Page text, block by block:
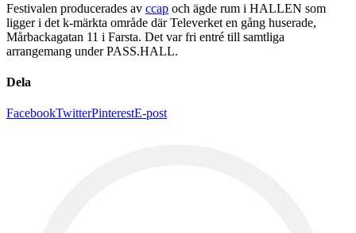
Festivalen producerades av ccap och ägde rum i HALLEN som
ligger i det k-märkta område där Televerket en gång huserade,
Mårbackagatan 11 i Farsta. Det var fri entré till samtliga
arrangemang under PASS.HALL.
Dela
FacebookTwitterPinterestE-post